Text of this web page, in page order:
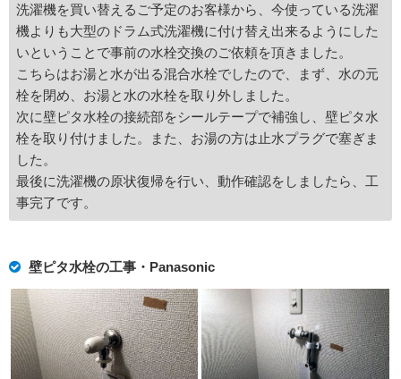
洗濯機を買い替えるご予定のお客様から、今使っている洗濯
機よりも大型のドラム式洗濯機に付け替え出来るようにした
いということで事前の水栓交換のご依頼を頂きました。
こちらはお湯と水が出る混合水栓でしたので、まず、水の元
栓を閉め、お湯と水の水栓を取り外しました。
次に壁ピタ水栓の接続部をシールテープで補強し、壁ピタ水
栓を取り付けました。また、お湯の方は止水プラグで塞ぎま
した。
最後に洗濯機の原状復帰を行い、動作確認をしましたら、工
事完了です。
壁ピタ水栓の工事・Panasonic